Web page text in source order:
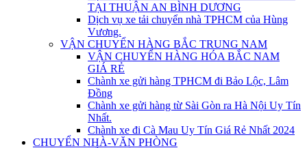
TẠI THUẬN AN BÌNH DƯƠNG
Dịch vụ xe tải chuyển nhà TPHCM của Hùng
Vương.
VẬN CHUYỂN HÀNG BẮC TRUNG NAM
VẬN CHUYỂN HÀNG HÓA BẮC NAM
GIÁ RẺ
Chành xe gửi hàng TPHCM đi Bảo Lộc, Lâm
Đồng
Chành xe gửi hàng từ Sài Gòn ra Hà Nội Uy Tín
Nhất.
Chành xe đi Cà Mau Uy Tín Giá Rẻ Nhất 2024
CHUYỂN NHÀ-VĂN PHÒNG